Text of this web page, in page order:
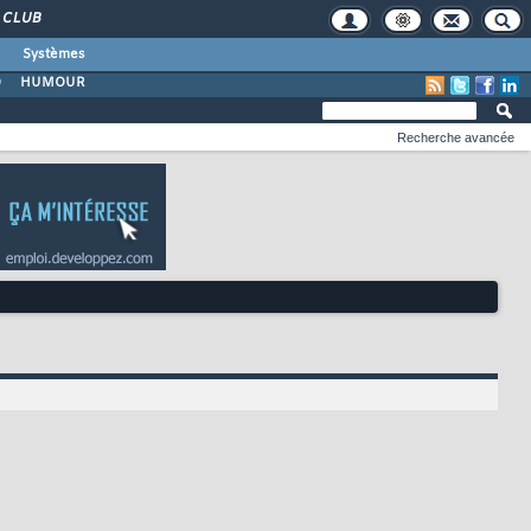
CLUB
Systèmes
HUMOUR
Recherche avancée